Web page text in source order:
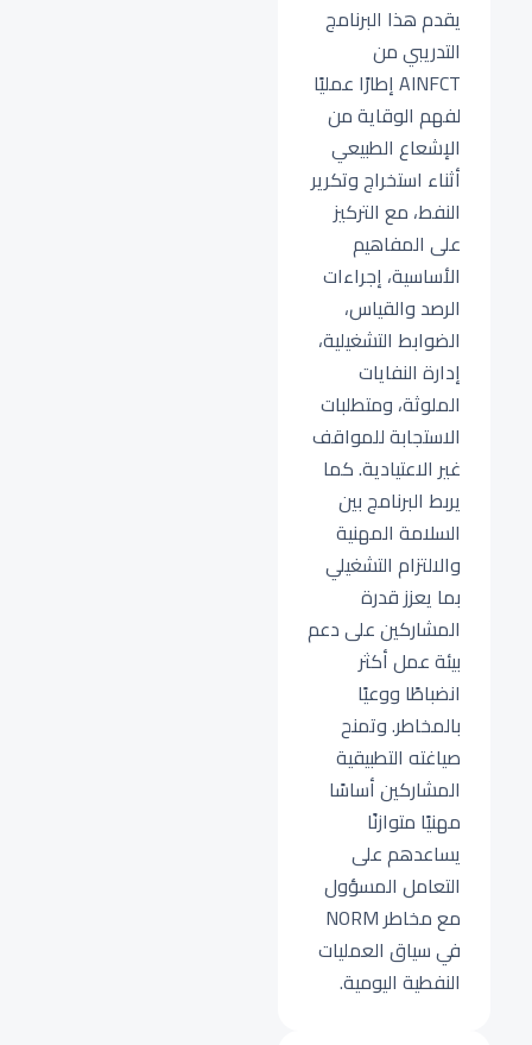
يقدم هذا البرنامج
التدريبي من
AINFCT إطارًا عمليًا
لفهم الوقاية من
الإشعاع الطبيعي
أثناء استخراج وتكرير
النفط، مع التركيز
على المفاهيم
الأساسية، إجراءات
الرصد والقياس،
الضوابط التشغيلية،
إدارة النفايات
الملوثة، ومتطلبات
الاستجابة للمواقف
غير الاعتيادية. كما
يربط البرنامج بين
السلامة المهنية
والالتزام التشغيلي
بما يعزز قدرة
المشاركين على دعم
بيئة عمل أكثر
انضباطًا ووعيًا
بالمخاطر. وتمنح
صياغته التطبيقية
المشاركين أساسًا
مهنيًا متوازنًا
يساعدهم على
التعامل المسؤول
مع مخاطر NORM
في سياق العمليات
النفطية اليومية.